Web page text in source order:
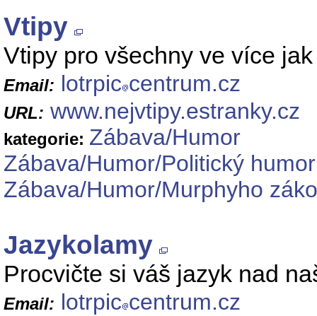
Vtipy
Vtipy pro všechny ve více
Email: lotrpic centrum.cz
URL: www.nejvtipy.estranky.cz
kategorie: Zábava/Humor
Zábava/Humor/Politický humor
Zábava/Humor/Murphyho
Jazykolamy
Procvičte si váš jazyk nad
Email: lotrpic centrum.cz